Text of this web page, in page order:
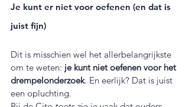
Je kunt er niet voor oefenen (en dat is
juist fijn)
Dit is misschien wel het allerbelangrijkste
om te weten: je kunt niet oefenen voor het
drempelonderzoek. En eerlijk? Dat is juist
een opluchting.